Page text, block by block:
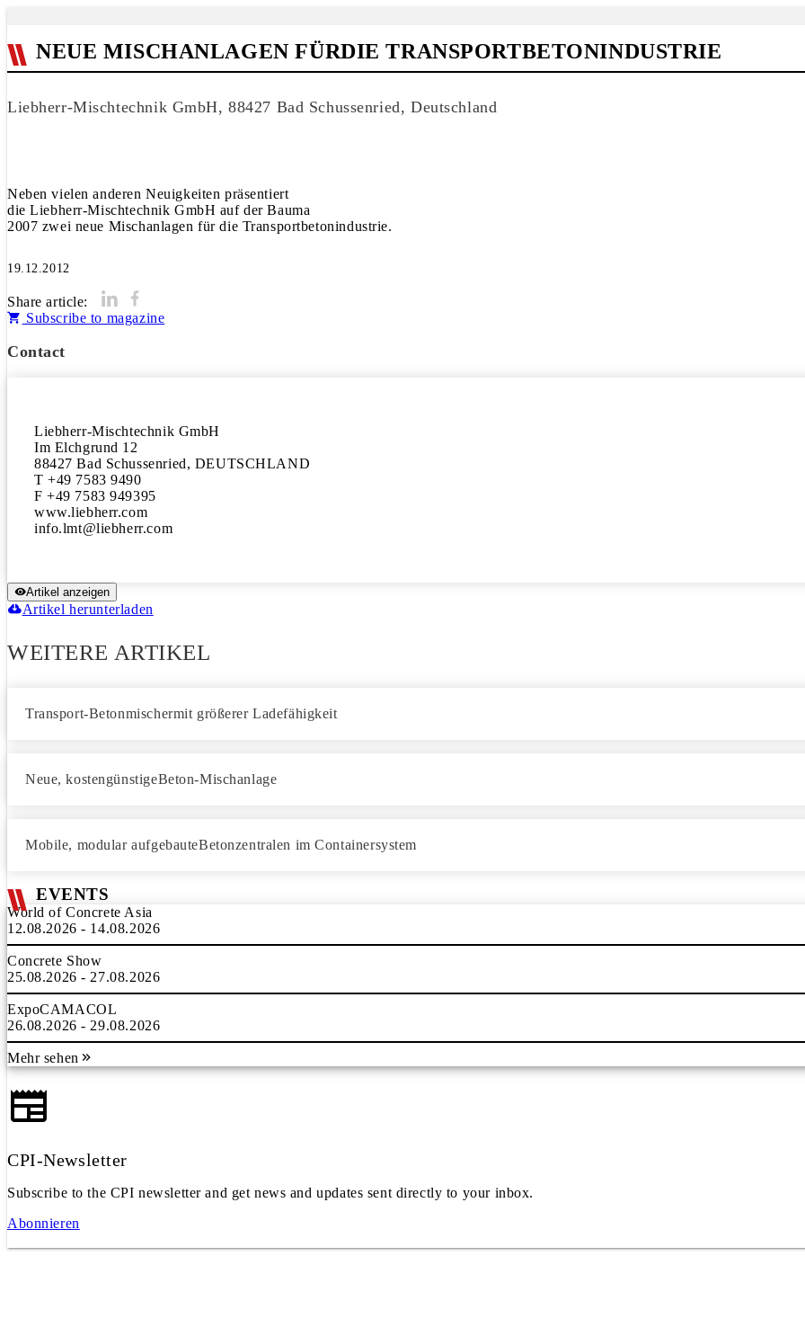
NEUE MISCHANLAGEN FÜRDIE TRANSPORTBETONINDUSTRIE
Liebherr-Mischtechnik GmbH, 88427 Bad Schussenried, Deutschland
Neben vielen anderen Neuigkeiten präsentiert
die Liebherr-Mischtechnik GmbH auf der Bauma
2007 zwei neue Mischanlagen für die Transportbetonindustrie.
19.12.2012
Share article:
Subscribe to magazine
Contact
Liebherr-Mischtechnik GmbH
Im Elchgrund 12
88427 Bad Schussenried, DEUTSCHLAND
T +49 7583 9490
F +49 7583 949395
www.liebherr.com
Artikel anzeigen
Artikel herunterladen
WEITERE ARTIKEL
Transport-Betonmischermit größerer Ladefähigkeit
Neue, kostengünstigeBeton-Mischanlage
Mobile, modular aufgebauteBetonzentralen im Containersystem
EVENTS
World of Concrete Asia
12.08.2026 - 14.08.2026
Concrete Show
25.08.2026 - 27.08.2026
ExpoCAMACOL
26.08.2026 - 29.08.2026
Mehr sehen
CPI-Newsletter
Subscribe to the CPI newsletter and get news and updates sent directly to your inbox.
Abonnieren